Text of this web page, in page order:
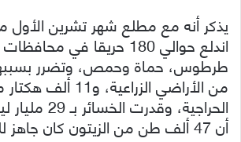
يذكر أنه مع مطلع شهر تشرين الأول
اندلع حوالي 180 حريقا في
من الأراضي الزراعية،
الحراجية،
أن 47 ألف طن من الزيتون كان جاهز للقطاف.